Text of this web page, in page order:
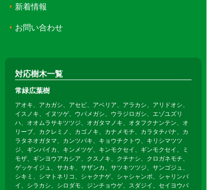
新着情報
お問い合わせ
対応樹木一覧
常緑広葉樹
アオキ、アカガシ、アセビ、アベリア、アラカシ、アリドオシ、
イスノキ、イヌツゲ、ウバメガシ、ウラジロガシ、エゾユズリ
ハ、オオムラサキツツジ、オガタマノキ、オタフクナンテン、オ
リーブ、カクレミノ、カゴノキ、カナメモチ、カラタチバナ、カ
ラタネオガタマ、カンツバキ、キョウチクトウ、キリシマツツ
ジ、ギンバイカ、キンメツゲ、キンモクセイ、ギンモクセイ、ミ
モザ、ギンヨウアカシア、クスノキ、クチナシ、クロガネモチ、
ゲッケイジュ、サカキ、サザンカ、サツキツツジ、サンゴジュ、
シキミ、シマトネリコ、シャクナゲ、シャシャンポ、シャリンバ
イ、シラカシ、シロダモ、ジンチョウゲ、スダジイ、セイヨウバ